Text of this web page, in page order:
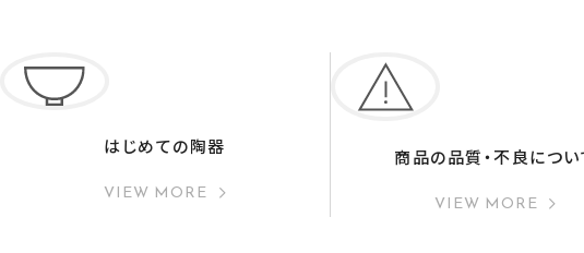
はじめての陶器
VIEW MORE
商品の品質・不良につい
VIEW MORE